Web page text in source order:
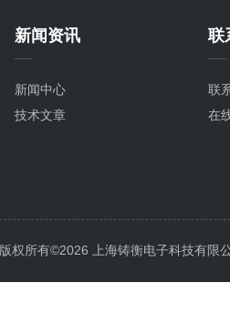
新闻资讯
新闻中心
技术文章
联
联
在
版权所有©2026 上海铸衡电子科技有